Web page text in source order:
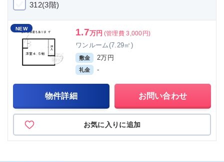
312(3階)
NEW 1.7万円 (管理費 3,000円)
ワンルーム(7.29㎡)
敷金 2万円
礼金 -
物件詳細 お問い合わせ
お気に入りに追加